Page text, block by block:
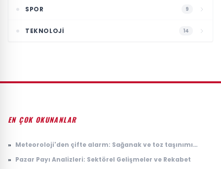
SPOR 9
TEKNOLOJI 14
EN ÇOK OKUNANLAR
» Meteoroloji'den çifte alarm: Sağanak ve toz taşınımı
» Pazar Payı Analizleri: Sektörel Gelişmeler ve Rekabet